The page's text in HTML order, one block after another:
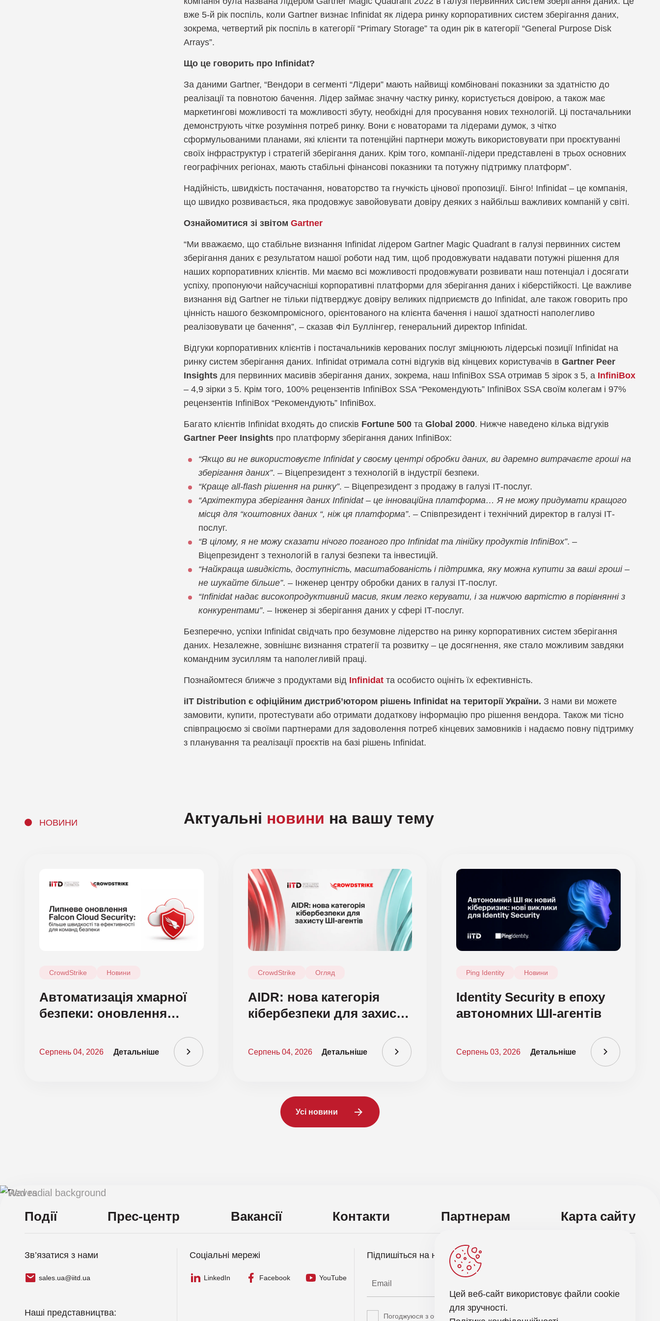
SOAR, Оркестрація, автоматизація і реагування SPM, Управління політиками безпеки
UEBA, Аналіз поведінки користувачів та суб’єктів UEM, Уніфіковане управління кінцевими пристроями
Симуляції фішингових атак Управління ризиками інформаційної безпеки
Шифрування та захист баз даних
Компанія Cyber Unit Technologies
Компанія Gatewatcher
Компанія Holm Security
Компанія Protectimus
Компанія SOTI
Компанія Spin.AI
Компанія Sycope
Компанія TerraZone
Компанія Vectra AI
Компанія ZeroFox
вже 5-й рік поспіль, коли Gartner визнає Infinidat як лідера ринку корпоративних систем зберігання даних,
зокрема, четвертий рік поспіль в категорії “Primary Storage” та один рік в категорії “General Purpose Disk
Arrays”.
Що це говорить про Infinidat?
За даними Gartner, “Вендори в сегменті “Лідери” мають найвищі комбіновані показники за здатністю до
реалізації та повнотою бачення. Лідер займає значну частку ринку, користується довірою, а також має
маркетингові можливості та можливості збуту, необхідні для просування нових технологій. Ці постачальники
демонструють чітке розуміння потреб ринку. Вони є новаторами та лідерами думок, з чітко
сформульованими планами, які клієнти та потенційні партнери можуть використовувати при проєктуванні
своїх інфраструктур і стратегій зберігання даних. Крім того, компанії-лідери представлені в трьох основних
географічних регіонах, мають стабільні фінансові показники та потужну підтримку платформ”.
Надійність, швидкість постачання, новаторство та гнучкість цінової пропозиції. Бінго! Infinidat – це компанія,
що швидко розвивається, яка продовжує завойовувати довіру деяких з найбільш важливих компаній у світі.
Ознайомитися зі звітом Gartner
“Ми вважаємо, що стабільне визнання Infinidat лідером Gartner Magic Quadrant в галузі первинних систем
зберігання даних є результатом нашої роботи над тим, щоб продовжувати надавати потужні рішення для
наших корпоративних клієнтів. Ми маємо всі можливості продовжувати розвивати наш потенціал і досягати
успіху, пропонуючи найсучасніші корпоративні платформи для зберігання даних і кіберстійкості. Це важливе
визнання від Gartner не тільки підтверджує довіру великих підприємств до Infinidat, але також говорить про
цінність нашого безкомпромісного, орієнтованого на клієнта бачення і нашої здатності наполегливо
реалізовувати це бачення”, – сказав Філ Буллінгер, генеральний директор Infinidat.
Відгуки корпоративних клієнтів і постачальників керованих послуг зміцнюють лідерські позиції Infinidat на
ринку систем зберігання даних. Infinidat отримала сотні відгуків від кінцевих користувачів в Gartner Peer
Insights для первинних масивів зберігання даних, зокрема, наш InfiniBox SSA отримав 5 зірок з 5, а InfiniBox
– 4,9 зірки з 5. Крім того, 100% рецензентів InfiniBox SSA “Рекомендують” InfiniBox SSA своїм колегам і 97%
рецензентів InfiniBox “Рекомендують” InfiniBox.
Багато клієнтів Infinidat входять до списків Fortune 500 та Global 2000. Нижче наведено кілька відгуків
Gartner Peer Insights про платформу зберігання даних InfiniBox:
“Якщо ви не використовуєте Infinidat у своєму центрі обробки даних, ви даремно витрачаєте гроші на
зберігання даних”. – Віцепрезидент з технологій в індустрії безпеки.
“Краще all-flash рішення на ринку”. – Віцепрезидент з продажу в галузі ІТ-послуг.
“Архітектура зберігання даних Infinidat – це інноваційна платформа… Я не можу придумати кращого
місця для “коштовних даних “, ніж ця платформа”. – Співпрезидент і технічний директор в галузі ІТ-
послуг.
“В цілому, я не можу сказати нічого поганого про Infinidat та лінійку продуктів InfiniBox”. –
Віцепрезидент з технологій в галузі безпеки та інвестицій.
“Найкраща швидкість, доступність, масштабованість і підтримка, яку можна купити за ваші гроші –
не шукайте більше”. – Інженер центру обробки даних в галузі ІТ-послуг.
“Infinidat надає високопродуктивний масив, яким легко керувати, і за нижчою вартістю в порівнянні з
конкурентами”. – Інженер зі зберігання даних у сфері ІТ-послуг.
Безперечно, успіхи Infinidat свідчать про безумовне лідерство на ринку корпоративних систем зберігання
даних. Незалежне, зовнішнє визнання стратегії та розвитку – це досягнення, яке стало можливим завдяки
командним зусиллям та наполегливій праці.
Познайомтеся ближче з продуктами від Infinidat та особисто оцініть їх ефективність.
iIT Distribution є офіційним дистриб’ютором рішень Infinidat на території України. З нами ви можете
замовити, купити, протестувати або отримати додаткову інформацію про рішення вендора. Також ми тісно
співпрацюємо зі своїми партнерами для задоволення потреб кінцевих замовників і надаємо повну підтримку
з планування та реалізації проєктів на базі рішень Infinidat.
НОВИНИ Актуальні новини на вашу тему
CrowdStrike Новини
Автоматизація хмарної
безпеки: оновлення
Security
Серпень 04, 2026 Детальніше
CrowdStrike Огляд
AIDR: нова категорія
кібербезпеки для захисту
Серпень 04, 2026 Детальніше
Ping Identity Новини
Identity Security в епоху
автономних ШІ-агентів
Серпень 03, 2026 Детальніше
Усі новини
Події Прес-центр Вакансії Контакти Партнерам Карта сайту
Зв’язатися з нами
sales.ua@iitd.ua
Наші представництва:
Соціальні мережі
LinkedIn Facebook YouTube
Підпишіться на нас і отримуйте останні новини оновлення
Погоджуюся з обробкою персональних даних
Цей веб-сайт використовує файли cookie
для зручності.